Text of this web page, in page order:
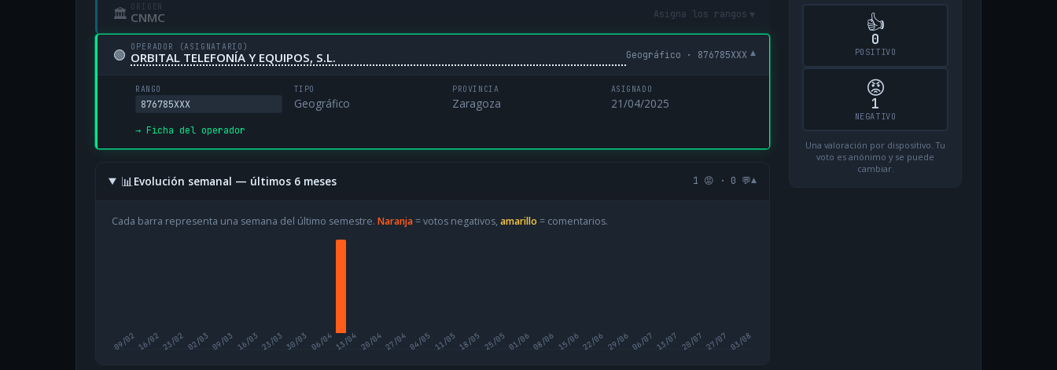
🏛 ORIGEN
CNMC Asigna los rangos ▾
🟢 OPERADOR (ASIGNATARIO)
ORBITAL TELEFONÍA Y EQUIPOS, S.L. Geográfico · 876785XXX ▾
RANGO
876785XXX
TIPO
Geográfico
PROVINCIA
Zaragoza
ASIGNADO
21/04/2025
→ Ficha del operador
📊Evolución semanal — últimos 6 meses 1 😡 · 0 💬▾
Cada barra representa una semana del último semestre. Naranja= votos negativos, amarillo = comentarios.
09/0216/0223/02 02/03 09/03 16/03 23/03 30/03 06/0413/04 20/0427/0404/05 11/0518/05 25/0501/0608/06 15/0622/06 29/0606/07 13/07 20/07 27/07 03/08
👍
0
POSITIVO
😡
1
NEGATIVO
Una valoración por dispositivo. Tu
voto es anónimo y se puede
cambiar.